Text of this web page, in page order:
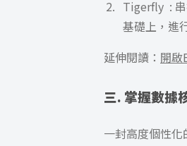
Tigerfly :
基礎上，進
延伸閱讀： 開
三. 掌握數據
一封高度個性